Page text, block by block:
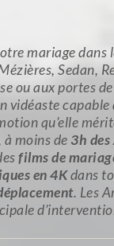
mariage dans
Sedan,
ou aux portes
vidéaste
qu’elle
à moins de 3h des
films de
en 4Kdans
. Les